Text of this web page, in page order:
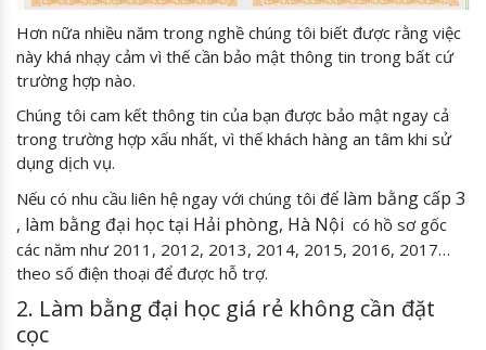
Hơn nữa nhiều năm trong nghề chúng tôi biết được rằng việc
này khá nhạy cảm vì thế cần bảo mật thông tin trong bất cứ
trường hợp nào.
Chúng tôi cam kết thông tin của bạn được bảo mật ngay cả
trong trường hợp xấu nhất, vì thế khách hàng an tâm khi sử
dụng dịch vụ.
Nếu có nhu cầu liên hệ ngay với chúng tôi để làm bằng cấp 3
, làm bằng đại học tại Hải phòng, Hà Nội có hồ sơ gốc
các năm như 2011, 2012, 2013, 2014, 2015, 2016, 2017…
theo số điện thoại để được hỗ trợ.
2. Làm bằng đại học giá rẻ không cần đặt
cọc